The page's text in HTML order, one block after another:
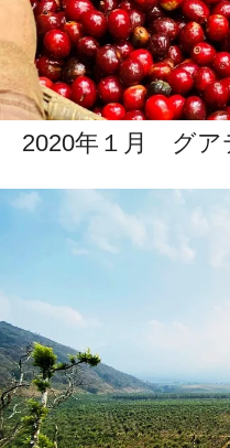
2020年１月 グ